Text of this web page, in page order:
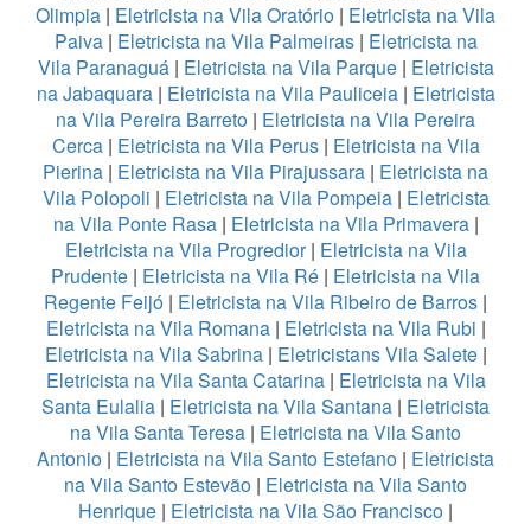
Olimpia | Eletricista na Vila Oratório | Eletricista na Vila
Paiva| Eletricista na Vila Palmeiras| Eletricista na
Vila Paranaguá| Eletricista na Vila Parque| Eletricista
na Jabaquara| Eletricista na Vila Pauliceia| Eletricista
na Vila Pereira Barreto | Eletricista na Vila Pereira
Cerca| Eletricista na Vila Perus| Eletricista na Vila
Pierina | Eletricista na Vila Pirajussara | Eletricista na
Vila Polopoli | Eletricista na Vila Pompeia| Eletricista
na Vila Ponte Rasa| Eletricista na Vila Primavera|
Eletricista na Vila Progredior| Eletricista na Vila
Prudente | Eletricista na Vila Ré | Eletricista na Vila
Regente Feijó | Eletricista na Vila Ribeiro de Barros |
Eletricista na Vila Romana| Eletricista na Vila Rubi |
Eletricista na Vila Sabrina| Eletricistans Vila Salete|
Eletricista na Vila Santa Catarina| Eletricista na Vila
Santa Eulalia | Eletricista na Vila Santana | Eletricista
na Vila Santa Teresa | Eletricista na Vila Santo
Antonio | Eletricista na Vila Santo Estefano | Eletricista
na Vila Santo Estevão | Eletricista na Vila Santo
Henrique | Eletricista na Vila São Francisco |